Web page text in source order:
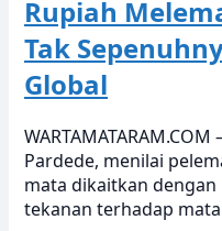
Rupiah
Tak
Global
Pardede, menilai
mata dikaitkan
tekanan terhadap